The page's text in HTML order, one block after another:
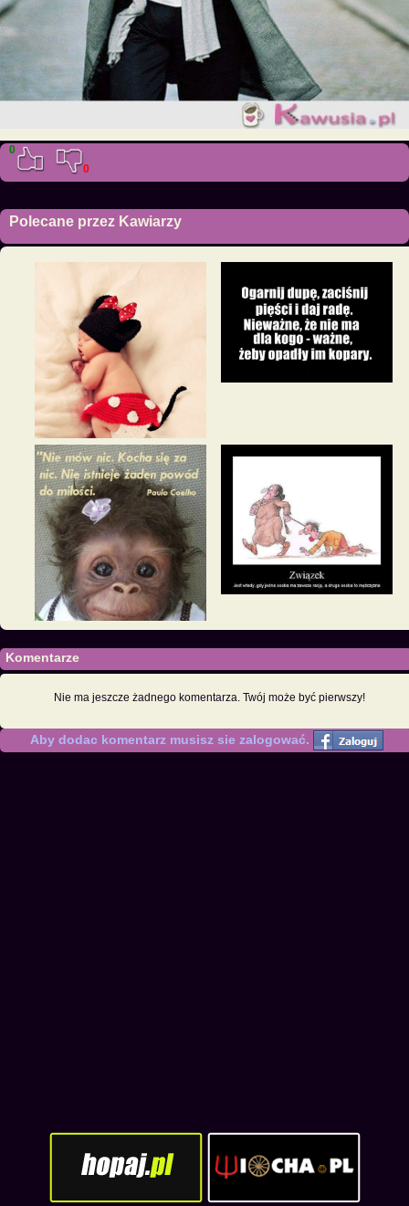
0
0
Polecane przez Kawiarzy
Komentarze
Nie ma jeszcze żadnego komentarza. Twój może być pierwszy!
Aby dodac komentarz musisz sie zalogować.